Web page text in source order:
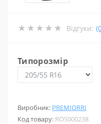
Відгуки:
Виробник: PREMIORRI
Код товару: ROS000238
Типорозмір